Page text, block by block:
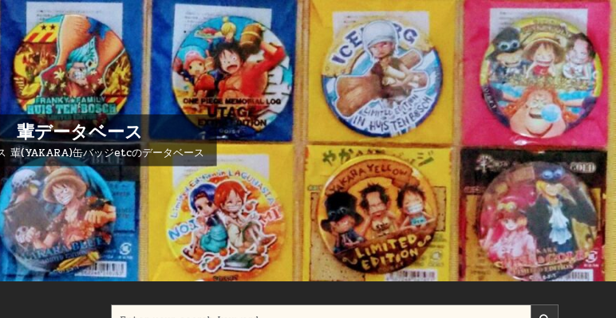
輩データベース
輩(YAKARA)缶バッジetcのデータベース